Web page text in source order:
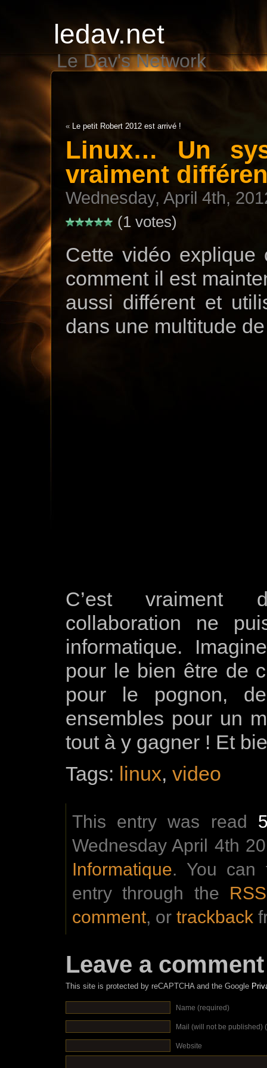
ledav.net
Le Dav's Network
« Le petit Robert 2012 est arrivé !
Linux… Un
vraiment
Wednesday, April 4th,
(1 votes)
Cette vidéo explique
comment il est
aussi différent et
dans une multitude
C’est vraiment
collaboration ne
informatique.
pour le bien être de
pour le pognon,
ensembles pour un
tout à y gagner ! Et
Tags: linux, video
This entry was read
Wednesday April 4th
Informatique. You can
entry through the
comment, or trackback
Leave a comment
This site is protected by reCAPTCHA and the Google
Name (required)
Mail (will not be published)
Website